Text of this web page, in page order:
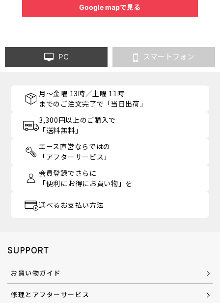
Google mapで見る
PC スマートフォン
月～金曜 13時／土曜 11時
までのご注文完了で「当日出荷」
3,300円以上のご購入で
「送料無料」
エース直営ならではの
「アフターサービス」
会員登録でさらに
「便利にお得にお買い物」を
選べるお支払い方法
SUPPORT
お買い物ガイド
修理とアフターサービス